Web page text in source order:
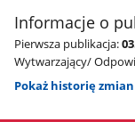
Informacje o
Pierwsza publikacja:
Wytwarzający/
Pokaż historię zmian